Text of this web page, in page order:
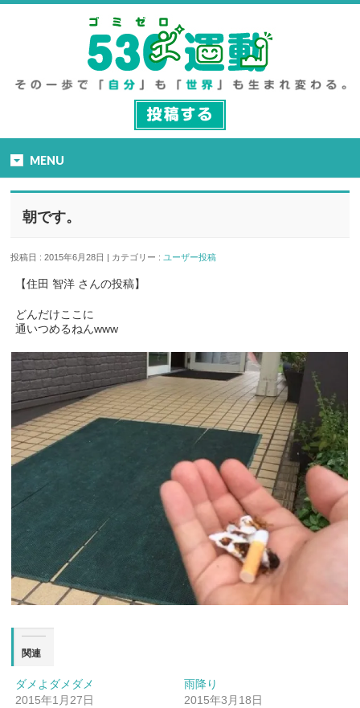
MENU
朝です。
投稿日 : 2015年6月28日 | カテゴリー :ユーザー投稿
【住田 智洋 さんの投稿】
どんだけここに
通いつめるねんwww
関連
ダメよダメダメ
2015年1月27日
雨降り
2015年3月18日